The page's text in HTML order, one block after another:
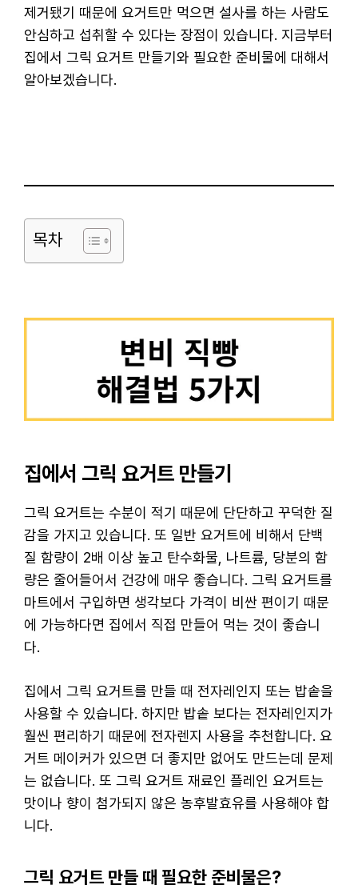
제거됐기 때문에 요거트만 먹으면 설사를 하는 사람도
안심하고 섭취할 수 있다는 장점이 있습니다. 지금부터
집에서 그릭 요거트 만들기와 필요한 준비물에 대해서
알아보겠습니다.
목차
집에서 그릭 요거트 만들기
그릭 요거트는 수분이 적기 때문에 단단하고 꾸덕한 질
감을 가지고 있습니다. 또 일반 요거트에 비해서 단백
질 함량이 2배 이상 높고 탄수화물, 나트륨, 당분의 함
량은 줄어들어서 건강에 매우 좋습니다. 그릭 요거트를
마트에서 구입하면 생각보다 가격이 비싼 편이기 때문
에 가능하다면 집에서 직접 만들어 먹는 것이 좋습니
다.
집에서 그릭 요거트를 만들 때 전자레인지 또는 밥솥을
사용할 수 있습니다. 하지만 밥솥 보다는 전자레인지가
훨씬 편리하기 때문에 전자렌지 사용을 추천합니다. 요
거트 메이커가 있으면 더 좋지만 없어도 만드는데 문제
는 없습니다. 또 그릭 요거트 재료인 플레인 요거트는
맛이나 향이 첨가되지 않은 농후발효유를 사용해야 합
니다.
그릭 요거트 만들 때 필요한 준비물은?